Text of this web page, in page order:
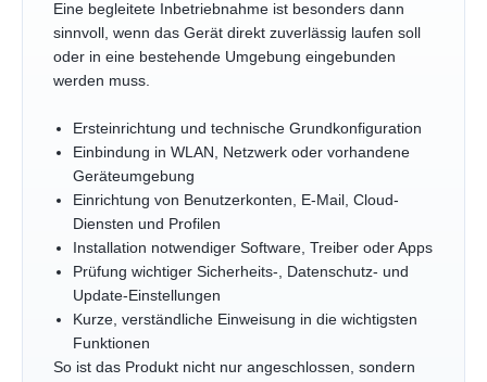
Eine begleitete Inbetriebnahme ist besonders dann
sinnvoll, wenn das Gerät direkt zuverlässig laufen soll
oder in eine bestehende Umgebung eingebunden
werden muss.
Ersteinrichtung und technische Grundkonfiguration
Einbindung in WLAN, Netzwerk oder vorhandene
Geräteumgebung
Einrichtung von Benutzerkonten, E-Mail, Cloud-
Diensten und Profilen
Installation notwendiger Software, Treiber oder Apps
Prüfung wichtiger Sicherheits-, Datenschutz- und
Update-Einstellungen
Kurze, verständliche Einweisung in die wichtigsten
Funktionen
So ist das Produkt nicht nur angeschlossen, sondern